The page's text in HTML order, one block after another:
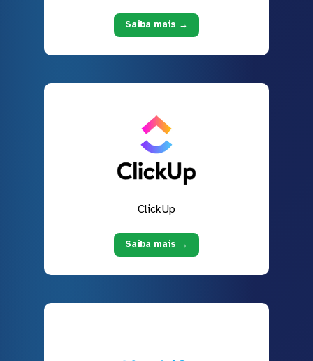
Saiba mais →
ClickUp
Saiba mais →